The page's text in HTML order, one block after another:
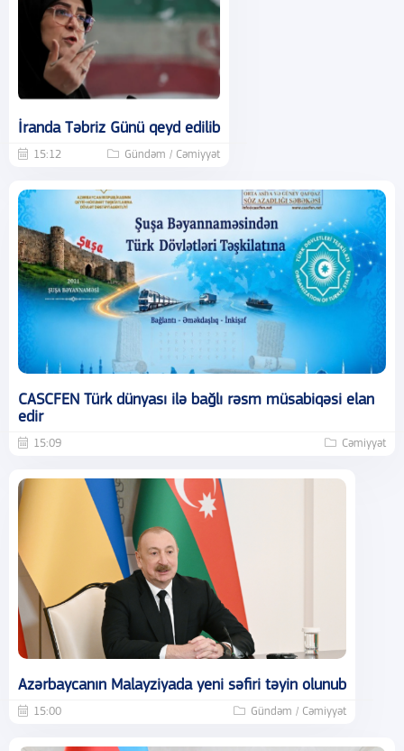
İranda Təbriz Günü qeyd edilib
15:12 Gündəm / Cəmiyyət
CASCFEN Türk dünyası ilə bağlı rəsm müsabiqəsi elan
edir
15:09 Cəmiyyət
Azərbaycanın Malayziyada yeni səfiri təyin olunub
15:00 Gündəm / Cəmiyyət